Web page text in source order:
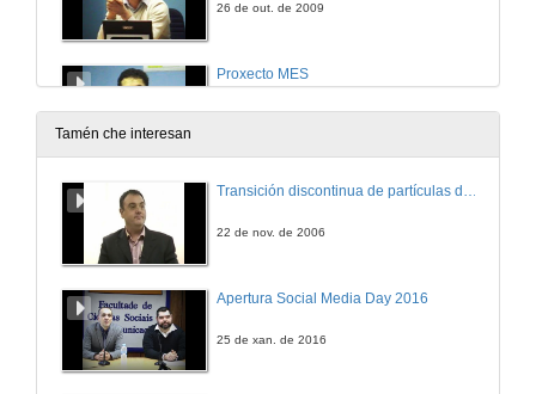
26 de out. de 2009
Proxecto MES
Ininfa
6 de nov. de 2009
Tamén che interesan
Transición discontinua de partículas de microgel termosensible
22 de nov. de 2006
Apertura Social Media Day 2016
25 de xan. de 2016